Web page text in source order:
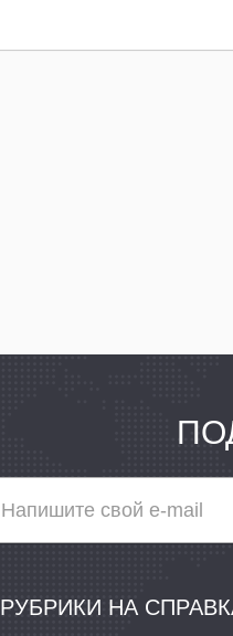
РУБРИКИ НА